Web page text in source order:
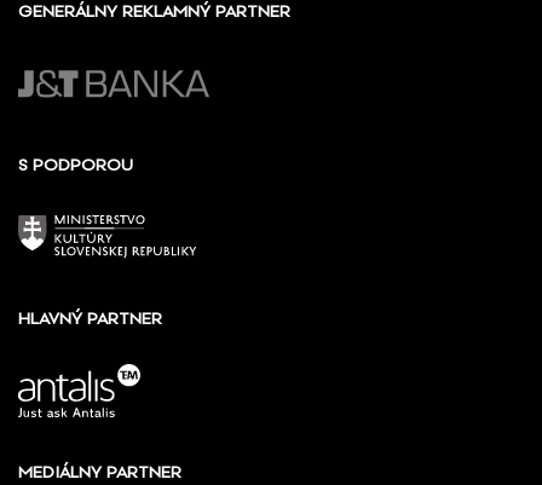
GENERÁLNY REKLAMNÝ PARTNER
S PODPOROU
HLAVNÝ PARTNER
MEDIÁLNY PARTNER